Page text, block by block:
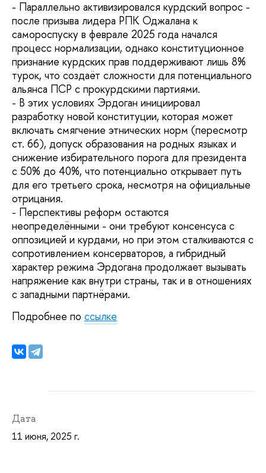
- Параллельно активизировался курдский вопрос -
после призыва лидера РПК Оджалана к
самороспуску в феврале 2025 года начался
процесс нормализации, однако конституционное
признание курдских прав поддерживают лишь 8%
турок, что создаёт сложности для потенциального
альянса ПСР с прокурдскими партиями.
- В этих условиях Эрдоган инициировал
разработку новой конституции, которая может
включать смягчение этнических норм (пересмотр
ст. 66), допуск образования на родных языках и
снижение избирательного порога для президента
с 50% до 40%, что потенциально открывает путь
для его третьего срока, несмотря на официальные
отрицания.
- Перспективы реформ остаются
неопределёнными - они требуют консенсуса с
оппозицией и курдами, но при этом сталкиваются с
сопротивлением консерваторов, а гибридный
характер режима Эрдогана продолжает вызывать
напряжение как внутри страны, так и в отношениях
с западными партнёрами.
Подробнее по ссылке
Дата
11 июня, 2025 г.